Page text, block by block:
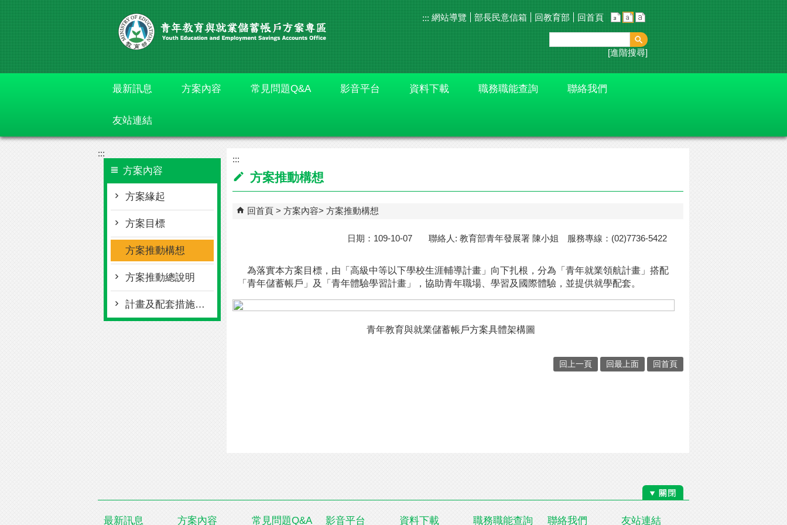
::: 網站導覽 部長民意信箱 回教育部 回首頁
進階搜尋
最新訊息 方案內容 常見問題Q&A 影音平台 資料下載 職務職能查詢 聯絡我們
友站連結
:::
方案內容
方案緣起
方案目標
方案推動構想
方案推動總說明
計畫及配套措施說明
:::
方案推動構想
回首頁 方案內容 方案推動構想
日期：109-10-07 聯絡人: 教育部青年發展署 陳小姐 服務專線：(02)7736-5422
為落實本方案目標，由「高級中等以下學校生涯輔導計畫」向下扎根，分為「青年就業領航計畫」搭配
「青年儲蓄帳戶」及「青年體驗學習計畫」，協助青年職場、學習及國際體驗，並提供就學配套。
青年教育與就業儲蓄帳戶方案具體架構圖
回上一頁 回最上面 回首頁
最新訊息 方案內容 常見問題Q&A 影音平台 資料下載 職務職能查詢 聯絡我們 友站連結